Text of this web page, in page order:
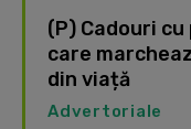
(P) Cadouri
care
din viață
Advertoriale